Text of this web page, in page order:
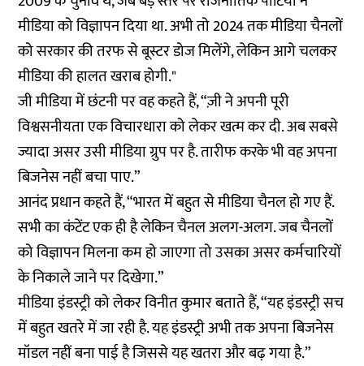
मीडिया को विज्ञापन दिया था. अभी तो 2024 तक मीडिया चैनलों
को सरकार की तरफ से बूस्टर डोज मिलेंगे, लेकिन आगे चलकर
मीडिया की हालत खराब होगी."
जी मीडिया में छंटनी पर वह कहते हैं, “ज़ी ने अपनी पूरी
विश्वसनीयता एक विचारधारा को लेकर खत्म कर दी. अब सबसे
ज्यादा असर उसी मीडिया ग्रुप पर है. तारीफ करके भी वह अपना
बिजनेस नहीं बचा पाए.”
आनंद प्रधान कहते हैं, “भारत में बहुत से मीडिया चैनल हो गए हैं.
सभी का कंटेंट एक ही है लेकिन चैनल अलग-अलग. जब चैनलों
को विज्ञापन मिलना कम हो जाएगा तो उसका असर कर्मचारियों
के निकाले जाने पर दिखेगा.”
मीडिया इंडस्ट्री को लेकर विनीत कुमार बताते हैं, “यह इंडस्ट्री सच
में बहुत खतरे में जा रही है. यह इंडस्ट्री अभी तक अपना बिजनेस
मॉडल नहीं बना पाई है जिससे यह खतरा और बढ़ गया है.”